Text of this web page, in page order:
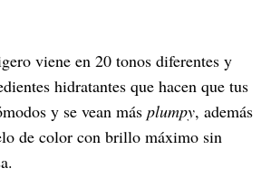
viene en 20 tonos diferentes y
hidratantes que hacen que tus
y se vean más plumpy, además
de color con brillo máximo sin